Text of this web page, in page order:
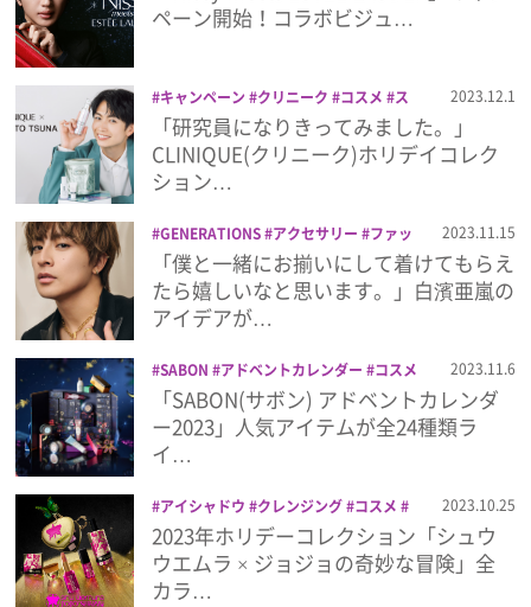
フィルム
Emoメン
ランキング
Emo!miuとは？
免責事項
プライバシーポリシー
利用規約
お問い合わせ
ペーン開始！コラボビジュ…
キャンペーン クリニーク コスメ
ス
キンケア ホリデーコレクション 綱啓永
2023.12.1
「研究員になりきってみました。」
CLINIQUE(クリニーク)ホリデイコレク
ション…
GENERATIONS アクセサリー
ファッ
ション
ホリデーコレクション 白濱亜嵐
2023.11.15
「僕と一緒にお揃いにして着けてもらえ
たら嬉しいなと思います。」白濱亜嵐の
アイデアが…
SABON アドベントカレンダー
コスメ
シャンプー ハンドクリーム
ボディミ
ルク
ホリデーコレクション
2023.11.6
「SABON(サボン) アドベントカレンダ
ー2023」人気アイテムが全24種類ラ
イ…
アイシャドウ クレンジング
コスメ
コラボ
シュウ ウエムラ ジョジョの奇
妙な冒険
ホリデーコレクション メイク
リップ
2023.10.25
2023年ホリデーコレクション「シュウ
ウエムラ × ジョジョの奇妙な冒険」全
カラ…